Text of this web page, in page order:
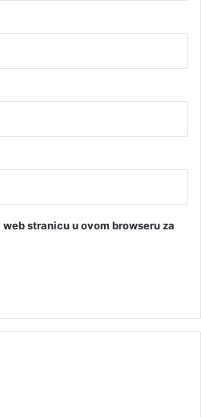
stranicu u ovom browseru za